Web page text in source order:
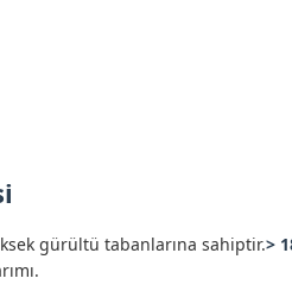
gürültü tabanlarına sahiptir.>